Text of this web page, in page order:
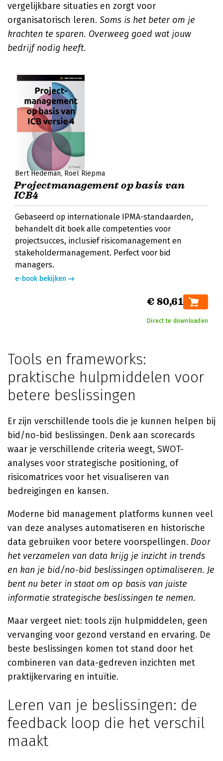
vergelijkbare situaties en zorgt voor
organisatorisch leren. Soms is het beter om je
krachten te sparen. Overweeg goed wat jouw
bedrijf nodig heeft.
Bert Hedeman Roel Riepma
Projectmanagement op basis van
ICB4
Gebaseerd op internationale IPMA-standaarden,
behandelt dit boek alle competenties voor
projectsucces, inclusief risicomanagement en
stakeholdermanagement. Perfect voor bid
managers.
e-book bekijken
€ 80,61
Direct te downloaden
Tools en frameworks:
praktische hulpmiddelen voor
betere beslissingen
Er zijn verschillende tools die je kunnen helpen bij
bid/no-bid beslissingen. Denk aan scorecards
waar je verschillende criteria weegt, SWOT-
analyses voor strategische positioning, of
risicomatrices voor het visualiseren van
bedreigingen en kansen.
Moderne bid management platforms kunnen veel
van deze analyses automatiseren en historische
data gebruiken voor betere voorspellingen. Door
het verzamelen van data krijg je inzicht in trends
en kan je bid/no-bid beslissingen optimaliseren. Je
bent nu beter in staat om op basis van juiste
informatie strategische beslissingen te nemen.
Maar vergeet niet: tools zijn hulpmiddelen, geen
vervanging voor gezond verstand en ervaring. De
beste beslissingen komen tot stand door het
combineren van data-gedreven inzichten met
praktijkervaring en intuïtie.
Leren van je beslissingen: de
feedback loop die het verschil
maakt